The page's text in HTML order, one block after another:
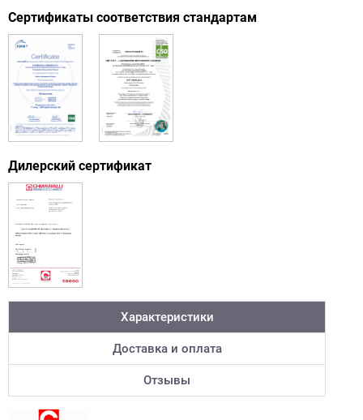
Сертификаты соответствия стандартам
Дилерский сертификат
Характеристики
Доставка и оплата
Отзывы